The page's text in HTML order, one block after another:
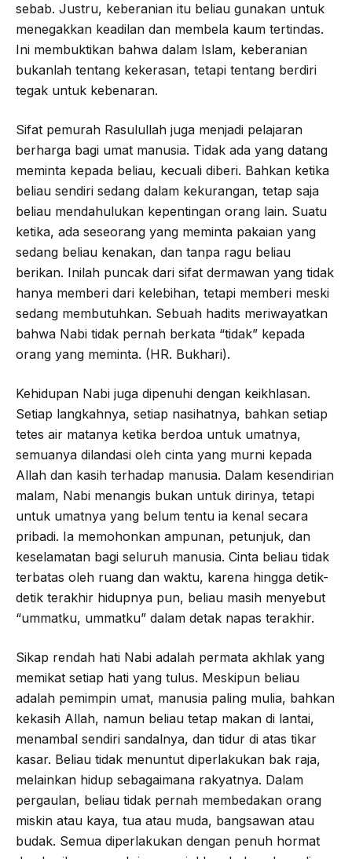
sebab. Justru, keberanian itu beliau gunakan untuk
menegakkan keadilan dan membela kaum tertindas.
Ini membuktikan bahwa dalam Islam, keberanian
bukanlah tentang kekerasan, tetapi tentang berdiri
tegak untuk kebenaran.
Sifat pemurah Rasulullah juga menjadi pelajaran
berharga bagi umat manusia. Tidak ada yang datang
meminta kepada beliau, kecuali diberi. Bahkan ketika
beliau sendiri sedang dalam kekurangan, tetap saja
beliau mendahulukan kepentingan orang lain. Suatu
ketika, ada seseorang yang meminta pakaian yang
sedang beliau kenakan, dan tanpa ragu beliau
berikan. Inilah puncak dari sifat dermawan yang tidak
hanya memberi dari kelebihan, tetapi memberi meski
sedang membutuhkan. Sebuah hadits meriwayatkan
bahwa Nabi tidak pernah berkata “tidak” kepada
orang yang meminta. (HR. Bukhari).
Kehidupan Nabi juga dipenuhi dengan keikhlasan.
Setiap langkahnya, setiap nasihatnya, bahkan setiap
tetes air matanya ketika berdoa untuk umatnya,
semuanya dilandasi oleh cinta yang murni kepada
Allah dan kasih terhadap manusia. Dalam kesendirian
malam, Nabi menangis bukan untuk dirinya, tetapi
untuk umatnya yang belum tentu ia kenal secara
pribadi. Ia memohonkan ampunan, petunjuk, dan
keselamatan bagi seluruh manusia. Cinta beliau tidak
terbatas oleh ruang dan waktu, karena hingga detik-
detik terakhir hidupnya pun, beliau masih menyebut
“ummatku, ummatku” dalam detak napas terakhir.
Sikap rendah hati Nabi adalah permata akhlak yang
memikat setiap hati yang tulus. Meskipun beliau
adalah pemimpin umat, manusia paling mulia, bahkan
kekasih Allah, namun beliau tetap makan di lantai,
menambal sendiri sandalnya, dan tidur di atas tikar
kasar. Beliau tidak menuntut diperlakukan bak raja,
melainkan hidup sebagaimana rakyatnya. Dalam
pergaulan, beliau tidak pernah membedakan orang
miskin atau kaya, tua atau muda, bangsawan atau
budak. Semua diperlakukan dengan penuh hormat